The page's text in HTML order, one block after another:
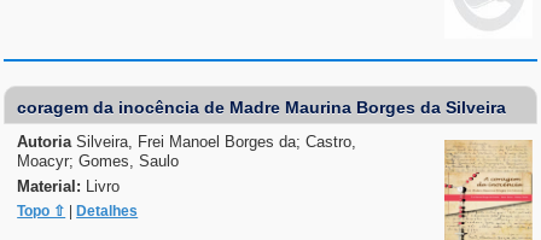
coragem da inocência de Madre Maurina Borges da Silveira
AutoriaSilveira, Frei Manoel Borges da; Castro,
Moacyr; Gomes, Saulo
Material:
Livro
Topo ⇧ Detalhes